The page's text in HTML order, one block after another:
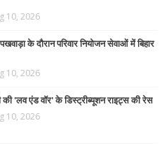
10, 2026
के दौरान परिवार नियोजन सेवाओं में बिहार
10, 2026
'लव एंड वॉर' के डिस्ट्रीब्यूशन राइट्स की रेस
10, 2026